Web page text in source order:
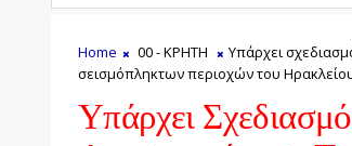
Home 00 - ΚΡΗΤΗ
Υπάρχει
σεισμόπληκτων περιοχών του
Υπάρχει